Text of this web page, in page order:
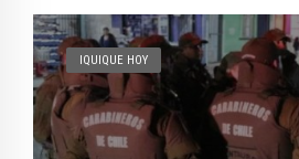
IQUIQUE HOY